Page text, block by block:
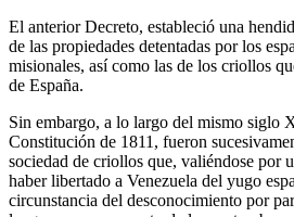
El anterior Decreto, estableció una
de las propiedades detentadas por los
misionales, así como las de los criollos
de España.
Sin embargo, a lo largo del mismo siglo
Constitución de 1811, fueron
sociedad de criollos que, valiéndose por
haber libertado a Venezuela del yugo
circunstancia del desconocimiento por